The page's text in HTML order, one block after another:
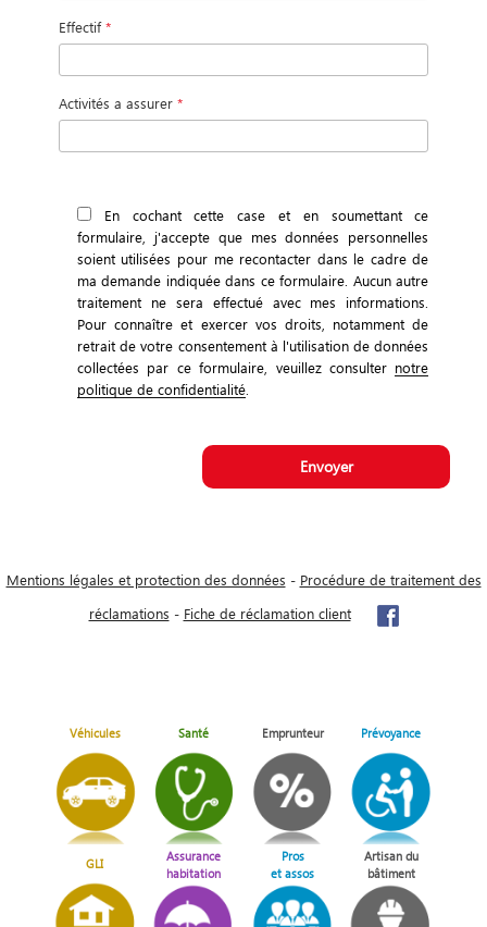
Effectif*
Activités a assurer *
En cochant cette case et en soumettant ce
formulaire, j'accepte que mes données personnelles
soient utilisées pour me recontacter dans le cadre de
ma demande indiquée dans ce formulaire. Aucun autre
traitement ne sera effectué avec mes informations.
Pour connaître et exercer vos droits, notamment de
retrait de votre consentement à l'utilisation de données
collectées par ce formulaire, veuillez consulter notre
politique de confidentialité.
Mentions légales et protection des données - Procédure de traitement des
réclamations - Fiche de réclamation client
Véhicules Santé Emprunteur Prévoyance
GLI
Assurance
habitation
Pros
et assos
Artisan du
bâtiment